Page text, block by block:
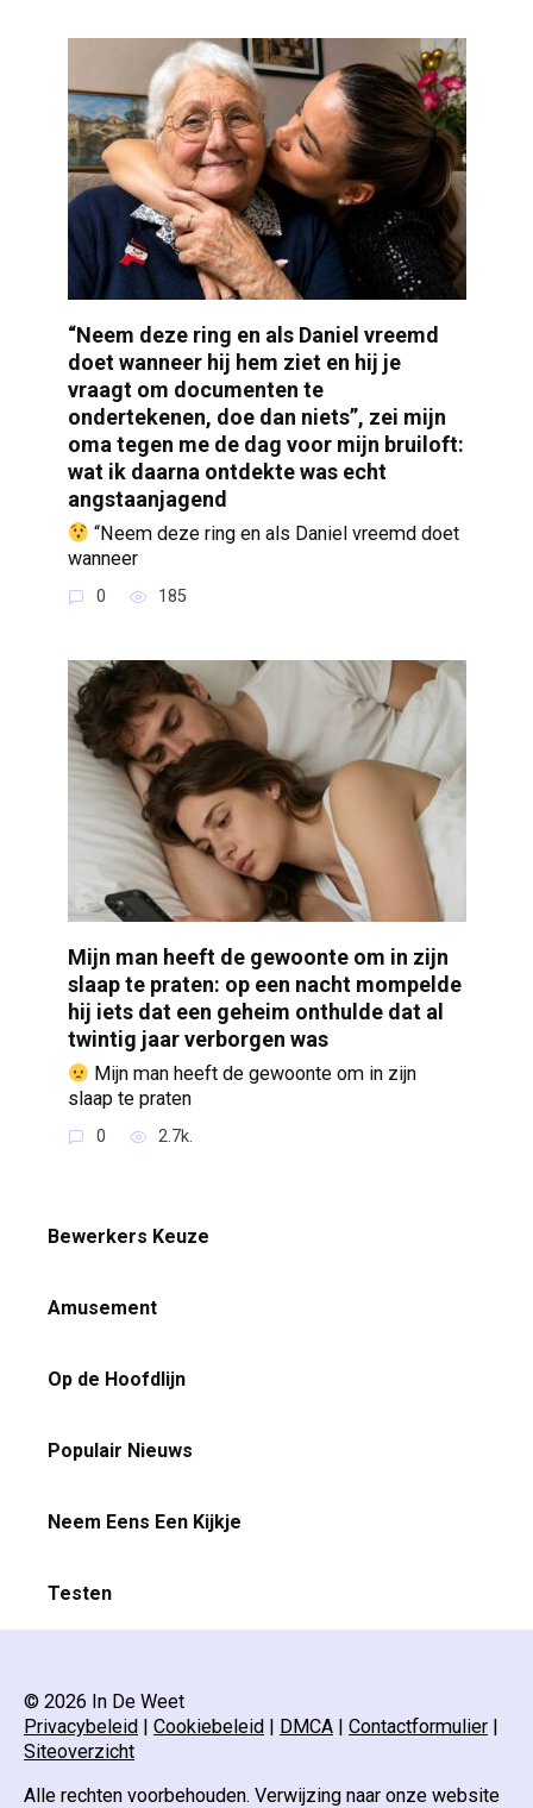
“Neem deze ring en als Daniel vreemd
doet wanneer hij hem ziet en hij je
vraagt om documenten te
ondertekenen, doe dan niets”, zei mijn
oma tegen me de dag voor mijn bruiloft:
wat ik daarna ontdekte was echt
angstaanjagend
“Neem deze ring en als Daniel vreemd doet
wanneer
0 185
Mijn man heeft de gewoonte om in zijn
slaap te praten: op een nacht mompelde
hij iets dat een geheim onthulde dat al
twintig jaar verborgen was
Mijn man heeft de gewoonte om in zijn
slaap te praten
0 2.7k.
Bewerkers Keuze
Amusement
Op de Hoofdlijn
Populair Nieuws
Neem Eens Een Kijkje
Testen
© 2026 In De Weet
Privacybeleid | Cookiebeleid | DMCA | Contactformulier |
Siteoverzicht
Alle rechten voorbehouden. Verwijzing naar onze website